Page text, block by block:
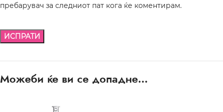
пребарувач за следниот пат кога ќе коментирам.
Можеби ќе ви се допадне…